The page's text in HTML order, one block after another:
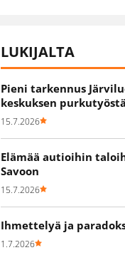
LUKIJALTA
Pieni tarkennus
keskuksen purkutyöstä
15.7.2026
Elämää autioihin
Savoon
15.7.2026
Ihmettelyä ja
1.7.2026